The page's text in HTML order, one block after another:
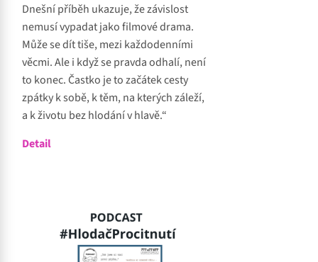
Dnešní příběh ukazuje, že závislost
nemusí vypadat jako filmové drama.
Může se dít tiše, mezi každodenními
věcmi. Ale i když se pravda odhalí, není
to konec. Častko je to začátek cesty
zpátky k sobě, k těm, na kterých záleží,
a k životu bez hlodání v hlavě.“
Detail